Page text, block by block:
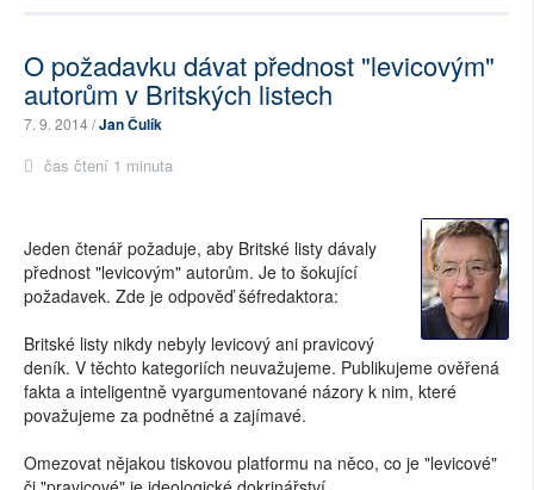
O požadavku dávat přednost "levicovým"
autorům v Britských listech
7. 9. 2014 /Jan Čulík
čas čtení 1 minuta
Jeden čtenář požaduje, aby Britské listy dávaly
přednost "levicovým" autorům. Je to šokující
požadavek. Zde je odpověď šéfredaktora:
Britské listy nikdy nebyly levicový ani pravicový
deník. V těchto kategoriích neuvažujeme. Publikujeme ověřená
fakta a inteligentně vyargumentované názory k nim, které
považujeme za podnětné a zajímavé.
Omezovat nějakou tiskovou platformu na něco, co je "levicové"